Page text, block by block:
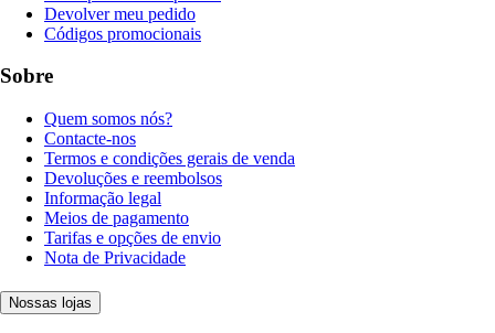
Devolver meu pedido
Códigos promocionais
Sobre
Quem somos nós?
Contacte-nos
Termos e condições gerais de venda
Devoluções e reembolsos
Informação legal
Meios de pagamento
Tarifas e opções de envio
Nota de Privacidade
Nossas lojas